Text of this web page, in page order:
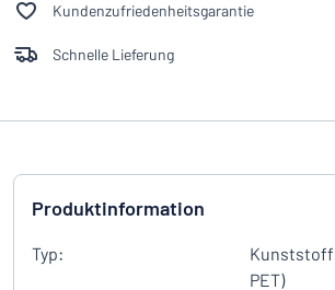
Kundenzufriedenheitsgarantie
Schnelle Lieferung
Produktinformation
Typ:
PET)